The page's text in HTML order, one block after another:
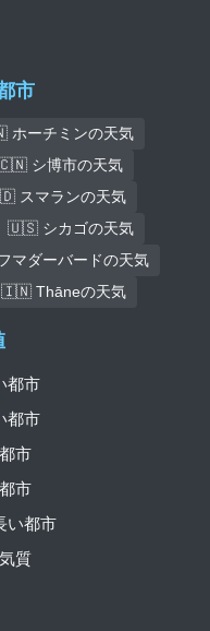
市
ーチミンの天気
シ博市の天気
スマランの天気
🇺🇸 シカゴの天気
ダーバードの天気
🇮🇳 Thāneの天気
都市
都市
市
市
い都市
質